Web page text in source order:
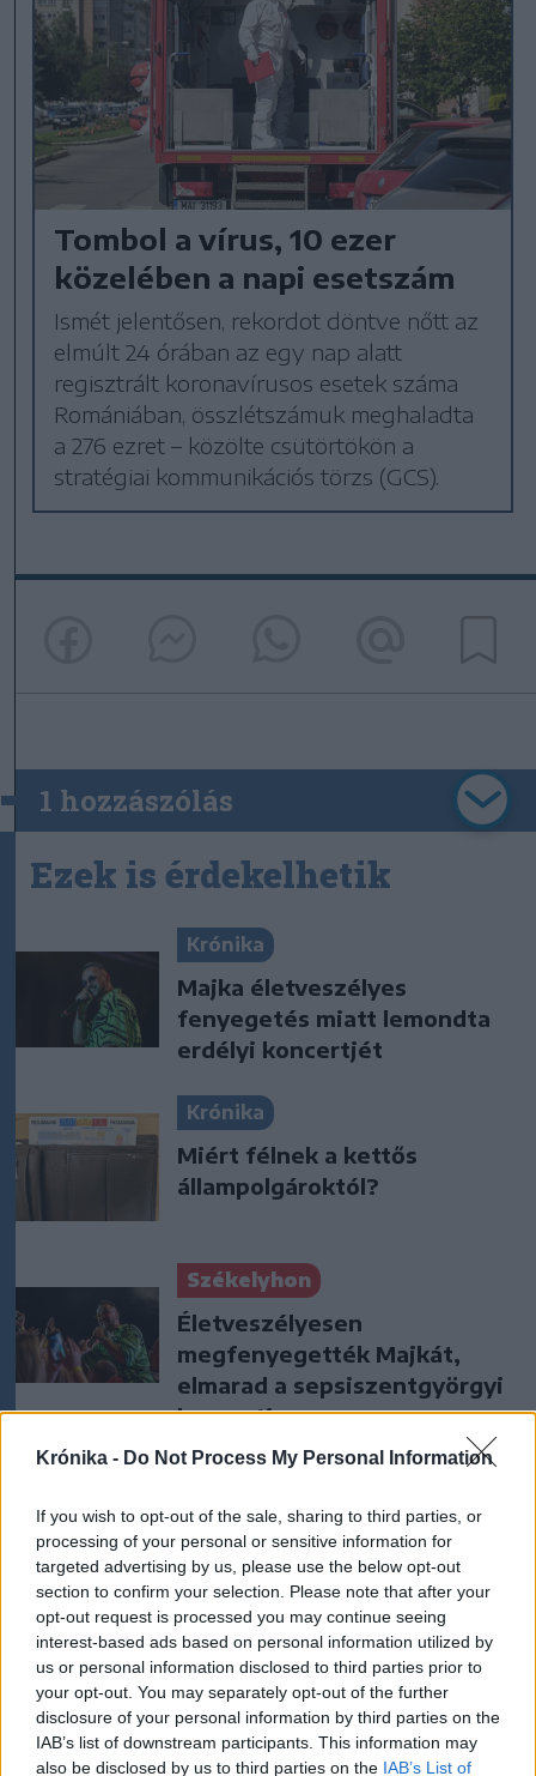
Krónika - Do Not Process My Personal Information
If you wish to opt-out of the sale, sharing to third parties, or
processing of your personal or sensitive information for
targeted advertising by us, please use the below opt-out
section to confirm your selection. Please note that after your
opt-out request is processed you may continue seeing
interest-based ads based on personal information utilized by
us or personal information disclosed to third parties prior to
your opt-out. You may separately opt-out of the further
disclosure of your personal information by third parties on the
IAB’s list of downstream participants. This information may
also be disclosed by us to third parties on the IAB’s List of
Tombol a vírus, 10 ezer
közelében a napi esetszám
Ismét jelentősen, rekordot döntve nőtt az
elmúlt 24 órában az egy nap alatt
regisztrált koronavírusos esetek száma
Romániában, összlétszámuk meghaladta
a 276 ezret – közölte csütörtökön a
stratégiai kommunikációs törzs (GCS).
1 hozzászólás
Ezek is érdekelhetik
Krónika
Majka életveszélyes
fenyegetés miatt lemondta
erdélyi koncertjét
Krónika
Miért félnek a kettős
állampolgároktól?
Székelyhon
Életveszélyesen
megfenyegették Majkát,
elmarad a sepsiszentgyörgyi
koncertje
Székelyhon
Medvét ütött el egy sofőr, a
nagyvad el tudott menekülni
a baleset helyszínéről
Székely Sport
Szembementek a trenddel: a
Sepsi OSK és az FK
Csíkszereda kilóg a sorból a